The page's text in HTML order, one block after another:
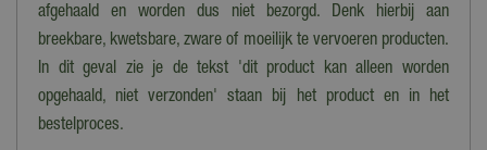
afgehaald en worden dus niet bezorgd. Denk hierbij aan
breekbare, kwetsbare, zware of moeilijk te vervoeren producten.
In dit geval zie je de tekst 'dit product kan alleen worden
opgehaald, niet verzonden' staan bij het product en in het
bestelproces.